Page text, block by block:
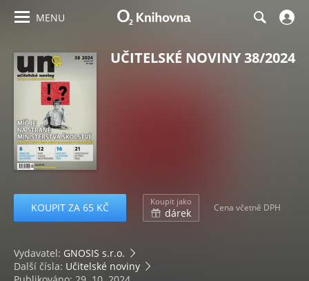
MENU
UČITELSKÉ NOVINY 38/2024
KOUPIT ZA 65 KČ Koupit jako
dárek Cena včetně DPH
Vydavatel: GNOSIS s.r.o.
Další čísla: Učitelské noviny